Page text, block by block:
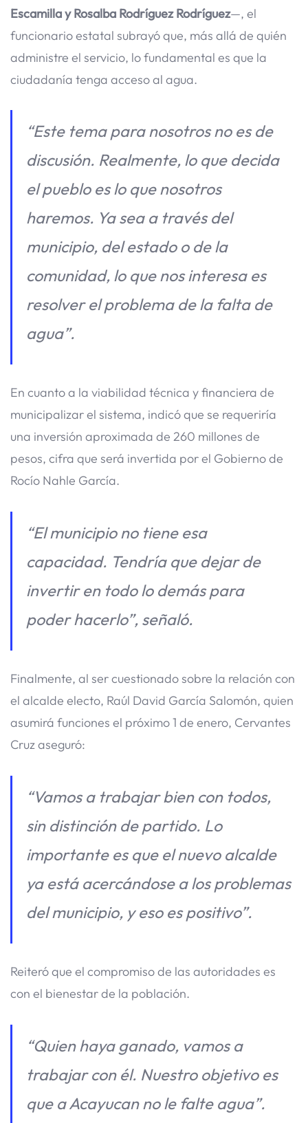
Escamilla y Rosalba Rodríguez Rodríguez—, el
funcionario estatal subrayó que, más allá de quién
administre el servicio, lo fundamental es que la
ciudadanía tenga acceso al agua.
“Este tema para nosotros no es de
discusión. Realmente, lo que decida
el pueblo es lo que nosotros
haremos. Ya sea a través del
municipio, del estado o de la
comunidad, lo que nos interesa es
resolver el problema de la falta de
agua”.
En cuanto a la viabilidad técnica y financiera de
municipalizar el sistema, indicó que se requeriría
una inversión aproximada de 260 millones de
pesos, cifra que será invertida por el Gobierno de
Rocío Nahle García.
“El municipio no tiene esa
capacidad. Tendría que dejar de
invertir en todo lo demás para
poder hacerlo”, señaló.
Finalmente, al ser cuestionado sobre la relación con
el alcalde electo, Raúl David García Salomón, quien
asumirá funciones el próximo 1 de enero, Cervantes
Cruz aseguró:
“Vamos a trabajar bien con todos,
sin distinción de partido. Lo
importante es que el nuevo alcalde
ya está acercándose a los problemas
del municipio, y eso es positivo”.
Reiteró que el compromiso de las autoridades es
con el bienestar de la población.
“Quien haya ganado, vamos a
trabajar con él. Nuestro objetivo es
que a Acayucan no le falte agua”.